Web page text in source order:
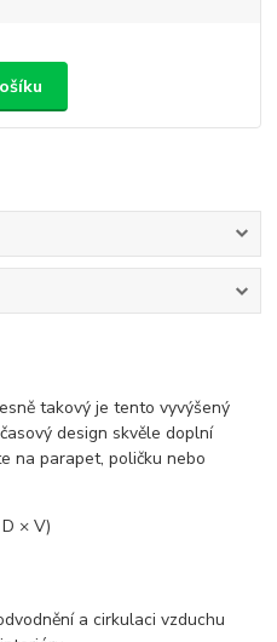
takový je tento vyvýšený
design skvěle doplní
na parapet, poličku nebo
× V)
a cirkulaci vzduchu